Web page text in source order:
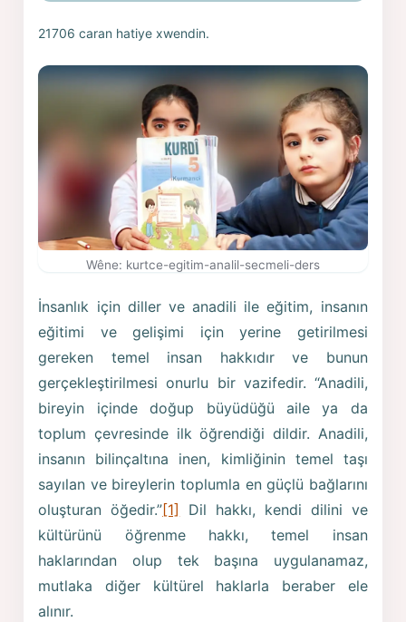
21706 caran hatiye xwendin.
Wêne: kurtce-egitim-analil-secmeli-ders
İnsanlık için diller ve anadili ile eğitim, insanın
eğitimi ve gelişimi için yerine getirilmesi
gereken temel insan hakkıdır ve bunun
gerçekleştirilmesi onurlu bir vazifedir. “Anadili,
bireyin içinde doğup büyüdüğü aile ya da
toplum çevresinde ilk öğrendiği dildir. Anadili,
insanın bilinçaltına inen, kimliğinin temel taşı
sayılan ve bireylerin toplumla en güçlü bağlarını
oluşturan öğedir.”[1]
Dil hakkı, kendi dilini ve
kültürünü öğrenme hakkı, temel insan
haklarından olup tek başına uygulanamaz,
mutlaka diğer kültürel haklarla beraber ele
alınır.